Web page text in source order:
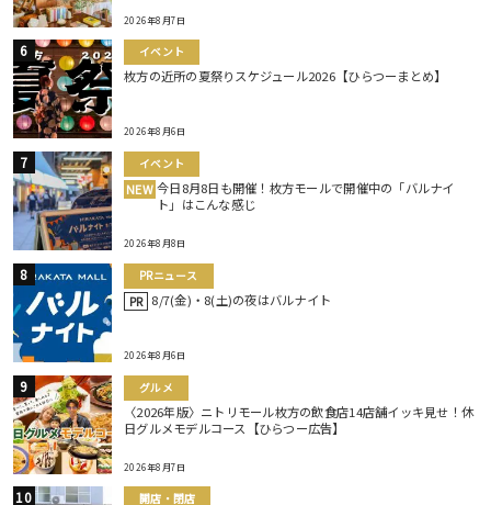
2026年8月7日
イベント
枚方の近所の夏祭りスケジュール2026【ひらつーまとめ】
2026年8月6日
イベント
NEW 今日8月8日も開催！枚方モールで開催中の「バルナイ
ト」はこんな感じ
2026年8月8日
PRニュース
PR 8/7(金)・8(土)の夜はバルナイト
2026年8月6日
グルメ
〈2026年版〉ニトリモール枚方の飲食店14店舗イッキ見せ！休
日グルメモデルコース【ひらつー広告】
2026年8月7日
開店・閉店